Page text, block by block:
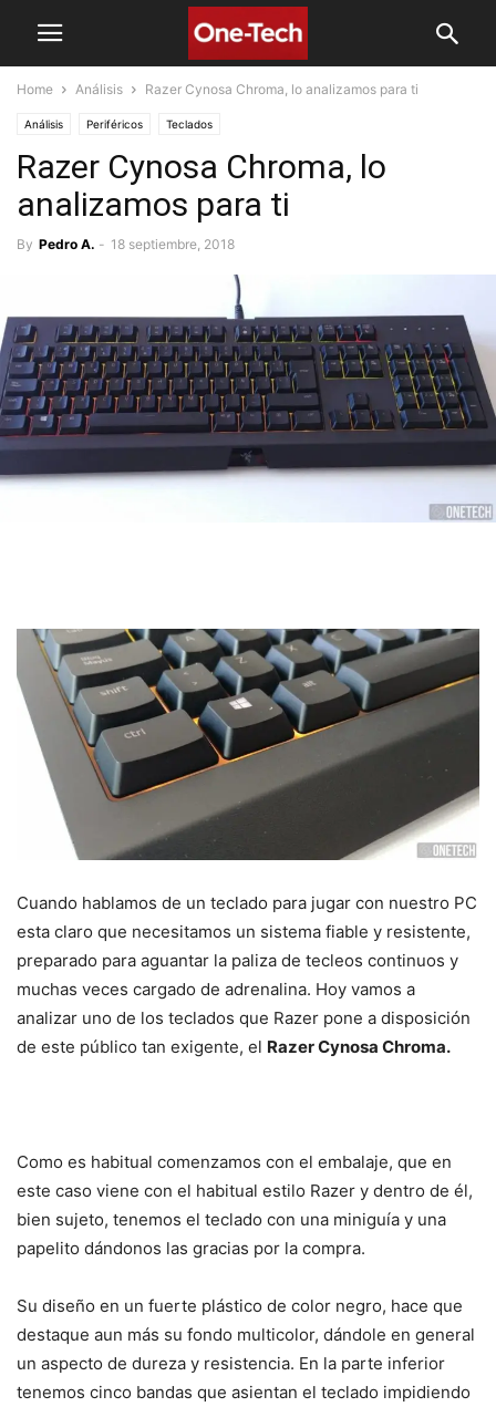
Home Análisis Razer Cynosa Chroma, lo analizamos para ti
Análisis Periféricos Teclados
Razer Cynosa Chroma, lo
analizamos para ti
By Pedro A. - 18 septiembre, 2018
Cuando hablamos de un teclado para jugar con nuestro PC
esta claro que necesitamos un sistema fiable y resistente,
preparado para aguantar la paliza de tecleos continuos y
muchas veces cargado de adrenalina. Hoy vamos a
analizar uno de los teclados que Razer pone a disposición
de este público tan exigente, el Razer Cynosa Chroma.
Como es habitual comenzamos con el embalaje, que en
este caso viene con el habitual estilo Razer y dentro de él,
bien sujeto, tenemos el teclado con una miniguía y una
papelito dándonos las gracias por la compra.
Su diseño en un fuerte plástico de color negro, hace que
destaque aun más su fondo multicolor, dándole en general
un aspecto de dureza y resistencia. En la parte inferior
tenemos cinco bandas que asientan el teclado impidiendo